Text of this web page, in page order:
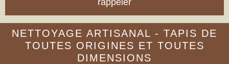
NETTOYAGE ARTISANAL - TAPIS DE
TOUTES ORIGINES ET TOUTES
DIMENSIONS